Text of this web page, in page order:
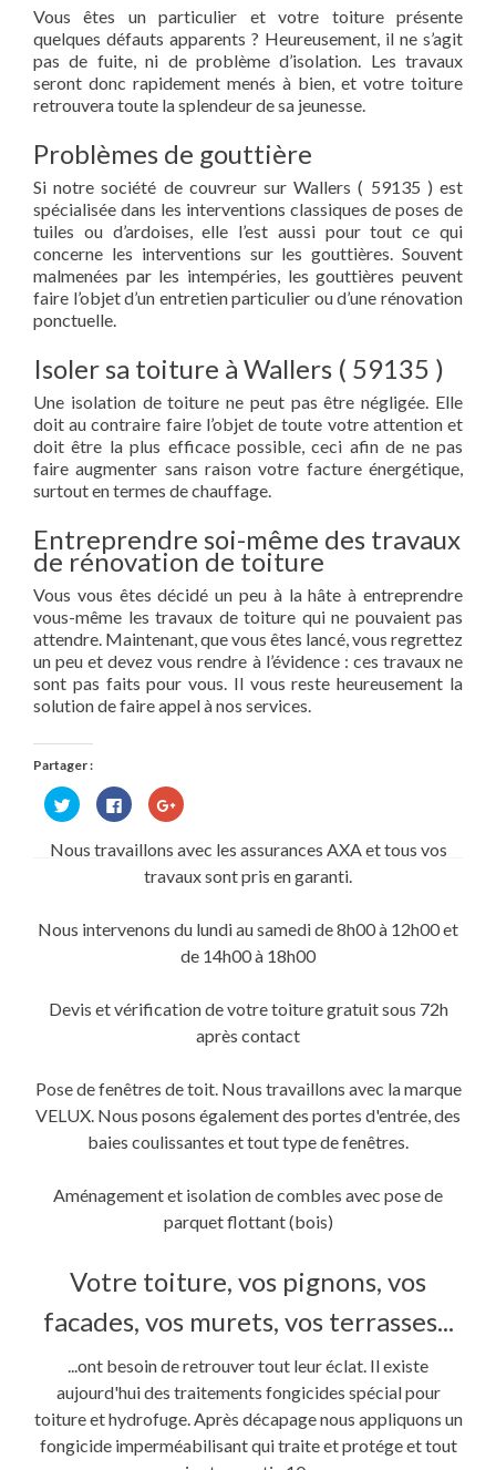
Vous êtes un particulier et votre toiture présente
quelques défauts apparents ? Heureusement, il ne s’agit
pas de fuite, ni de problème d’isolation. Les travaux
seront donc rapidement menés à bien, et votre toiture
retrouvera toute la splendeur de sa jeunesse.
Problèmes de gouttière
Si notre société de couvreur sur Wallers ( 59135 ) est
spécialisée dans les interventions classiques de poses de
tuiles ou d’ardoises, elle l’est aussi pour tout ce qui
concerne les interventions sur les gouttières. Souvent
malmenées par les intempéries, les gouttières peuvent
faire l’objet d’un entretien particulier ou d’une rénovation
ponctuelle.
Isoler sa toiture à Wallers ( 59135 )
Une isolation de toiture ne peut pas être négligée. Elle
doit au contraire faire l’objet de toute votre attention et
doit être la plus efficace possible, ceci afin de ne pas
faire augmenter sans raison votre facture énergétique,
surtout en termes de chauffage.
Entreprendre soi-même des travaux
de rénovation de toiture
Vous vous êtes décidé un peu à la hâte à entreprendre
vous-même les travaux de toiture qui ne pouvaient pas
attendre. Maintenant, que vous êtes lancé, vous regrettez
un peu et devez vous rendre à l’évidence : ces travaux ne
sont pas faits pour vous. Il vous reste heureusement la
solution de faire appel à nos services.
Partager :
Cliquez
pour
partager
Twitter(ouvre
Cliquez
pour
partager
sur
Facebook(ouvre
dans
une
Cliquez
pour
Google+
dans
fenêtre)
Nous travaillons avec les assurances AXA et tous vos
travaux sont pris en garanti.
Nous intervenons du lundi au samedi de 8h00 à 12h00 et
de 14h00 à 18h00
Devis et vérification de votre toiture gratuit sous 72h
après contact
Pose de fenêtres de toit. Nous travaillons avec la marque
VELUX. Nous posons également des portes d'entrée, des
baies coulissantes et tout type de fenêtres.
Aménagement et isolation de combles avec pose de
parquet flottant (bois)
Votre toiture, vos pignons, vos
facades, vos murets, vos terrasses...
...ont besoin de retrouver tout leur éclat. Il existe
aujourd'hui des traitements fongicides spécial pour
toiture et hydrofuge. Après décapage nous appliquons un
fongicide imperméabilisant qui traite et protége et tout